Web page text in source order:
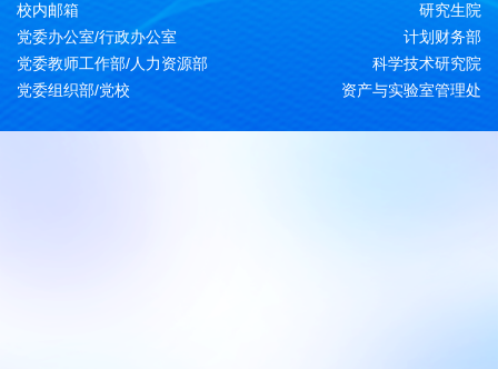
校内邮箱
党委办公室/行政办公室
党委教师工作部/人力资源部
党委组织部/党校
研究生院
计划财务部
科学技术研究院
资产与实验室管理处